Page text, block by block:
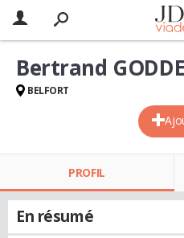
Bertrand GODDE
BELFORT
PROFIL
En résumé